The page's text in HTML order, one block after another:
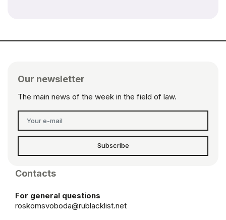
Our newsletter
The main news of the week in the field of law.
Subscribe
Contacts
For general questions
roskomsvoboda@rublacklist.net